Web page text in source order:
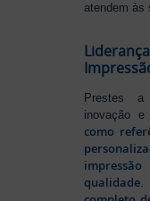
atendem às
Prestes
inovação
como
qualidade.